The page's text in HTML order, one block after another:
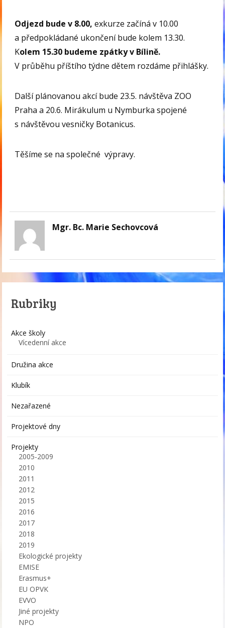
Odjezd bude v 8.00, exkurze začíná v 10.00
a předpokládané ukončení bude kolem 13.30.
Kolem 15.30 budeme zpátky v Bílině.
V průběhu příštího týdne dětem rozdáme přihlášky.
Další plánovanou akcí bude 23.5. návštěva ZOO
Praha a 20.6. Mirákulum u Nymburka spojené
s návštěvou vesničky Botanicus.
Těšíme se na společné výpravy.
Mgr. Bc. Marie Sechovcová
Rubriky
Akce školy
Vícedenní akce
Družina akce
Klubík
Nezařazené
Projektové dny
Projekty
2005-2009
2010
2011
2012
2015
2016
2017
2018
2019
Ekologické projekty
EMISE
Erasmus+
EU OPVK
EVVO
Jiné projekty
NPO